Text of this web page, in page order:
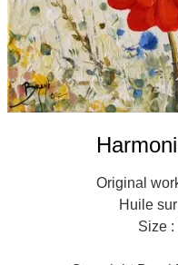
Français
Original
Huile
Size :